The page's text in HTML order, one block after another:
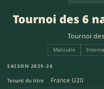
Tournoi des 6
Tournoi
Masculin
SAISON 2025-26
Tenant du titre France U20